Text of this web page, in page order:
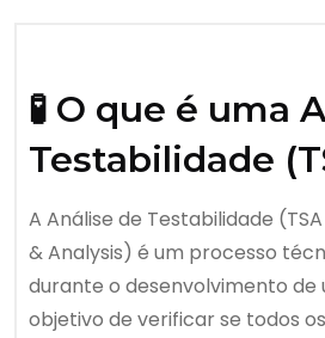
🧪 O que é uma
Testabilidade
A Análise de Testabilidade
& Analysis) é um processo
durante o desenvolvimento de
objetivo de verificar se todos